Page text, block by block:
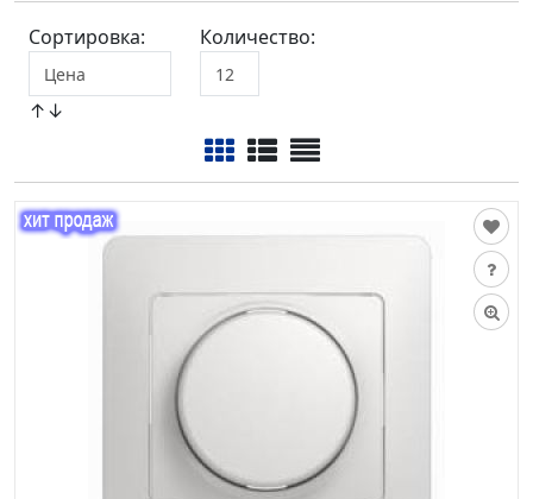
Сортировка:
↑↓
Количество: